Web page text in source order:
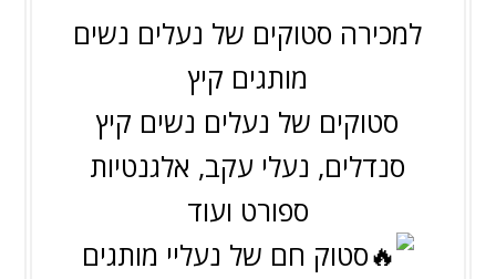
למכירה סטוקים של נעלים נשים
מותגים קיץ
סטוקים של נעלים נשים קיץ
סנדלים, נעלי עקב, אלגנטיות
ספורט ועוד
סטוק חם של נעליי מותגים